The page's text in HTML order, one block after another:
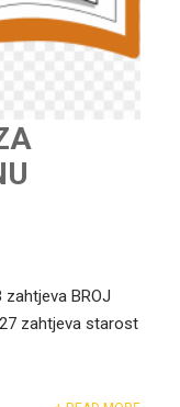
zahtjeva BROJ
zahtjeva starost